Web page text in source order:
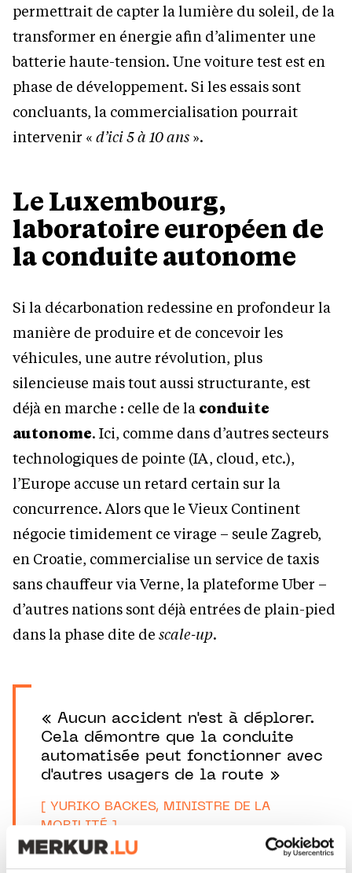
permettrait de capter la lumière du soleil, de la
transformer en énergie afin d’alimenter une
batterie haute-tension. Une voiture test est en
phase de développement. Si les essais sont
concluants, la commercialisation pourrait
intervenir « d’ici 5 à 10 ans ».
Le Luxembourg,
laboratoire européen de
la conduite autonome
Si la décarbonation redessine en profondeur la
manière de produire et de concevoir les
véhicules, une autre révolution, plus
silencieuse mais tout aussi structurante, est
déjà en marche : celle de la conduite
autonome. Ici, comme dans d’autres secteurs
technologiques de pointe (IA, cloud, etc.),
l’Europe accuse un retard certain sur la
concurrence. Alors que le Vieux Continent
négocie timidement ce virage – seule Zagreb,
en Croatie, commercialise un service de taxis
sans chauffeur via Verne, la plateforme Uber –
d’autres nations sont déjà entrées de plain-pied
dans la phase dite de scale-up.
« Aucun accident n'est à déplorer.
Cela démontre que la conduite
automatisée peut fonctionner avec
d'autres usagers de la route »
[ YURIKO BACKES, MINISTRE DE LA
MOBILITÉ ]